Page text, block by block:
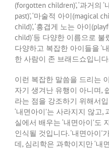
(forgotten children)’, ‘과거의 ‘
past)’, ‘마술적 아이(magical
child)’, ‘흥겹게 노는 아이
child)’등 다양한 이름으로 불
다양하고 복잡한 아이들을 ‘
한 사람이 존 브래드쇼입니다
이런 복잡한 말씀을 드리는
자기 생겨난 유행이 아니며,
라는 점을 강조하기 위해서
‘내면아이’는 사라지지 않고,
실에서 배우는 ‘내면아이’도
인식될 것입니다. ‘내면아이’
데, 심리학은 과학이지만‘내